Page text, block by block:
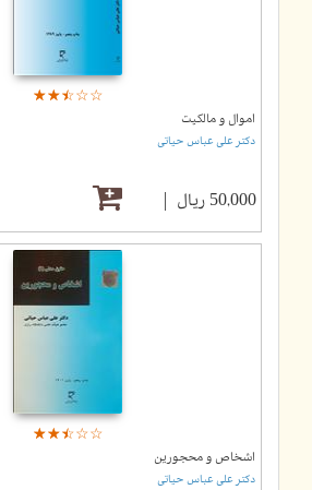
☆☆☆☆☆
★★★★★
اموال و مالکیت
دکتر علی عباس حیاتی
50,000 ریال
☆☆☆☆☆
★★★★★
اشخاص و محجورین
دکتر علی عباس حیاتی